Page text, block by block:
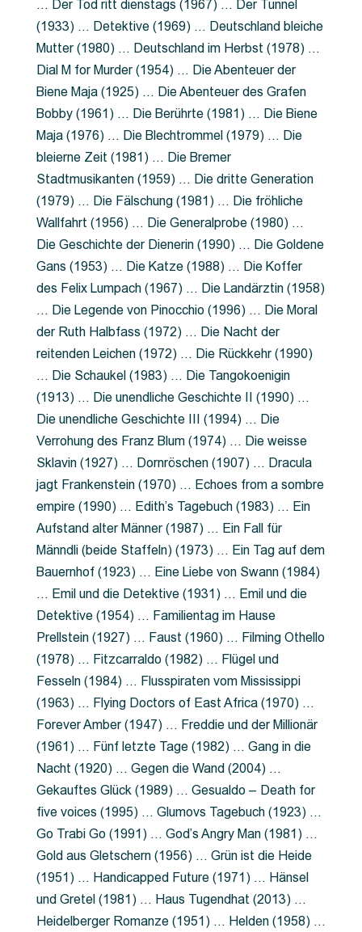
… Der Tod ritt dienstags (1967) … Der Tunnel
(1933) … Detektive (1969) … Deutschland bleiche
Mutter (1980) … Deutschland im Herbst (1978) …
Dial M for Murder (1954) … Die Abenteuer der
Biene Maja (1925) … Die Abenteuer des Grafen
Bobby (1961) … Die Berührte (1981) … Die Biene
Maja (1976) … Die Blechtrommel (1979) … Die
bleierne Zeit (1981) … Die Bremer
Stadtmusikanten (1959) … Die dritte Generation
(1979) … Die Fälschung (1981) … Die fröhliche
Wallfahrt (1956) … Die Generalprobe (1980) …
Die Geschichte der Dienerin (1990) … Die Goldene
Gans (1953) … Die Katze (1988) … Die Koffer
des Felix Lumpach (1967) … Die Landärztin (1958)
… Die Legende von Pinocchio (1996) … Die Moral
der Ruth Halbfass (1972) … Die Nacht der
reitenden Leichen (1972) … Die Rückkehr (1990)
… Die Schaukel (1983) … Die Tangokoenigin
(1913) … Die unendliche Geschichte II (1990) …
Die unendliche Geschichte III (1994) … Die
Verrohung des Franz Blum (1974) … Die weisse
Sklavin (1927) … Dornröschen (1907) … Dracula
jagt Frankenstein (1970) … Echoes from a sombre
empire (1990) … Edith’s Tagebuch (1983) … Ein
Aufstand alter Männer (1987) … Ein Fall für
Männdli (beide Staffeln) (1973) … Ein Tag auf dem
Bauernhof (1923) … Eine Liebe von Swann (1984)
… Emil und die Detektive (1931) … Emil und die
Detektive (1954) … Familientag im Hause
Prellstein (1927) … Faust (1960) … Filming Othello
(1978) … Fitzcarraldo (1982) … Flügel und
Fesseln (1984) … Flusspiraten vom Mississippi
(1963) … Flying Doctors of East Africa (1970) …
Forever Amber (1947) … Freddie und der Millionär
(1961) … Fünf letzte Tage (1982) … Gang in die
Nacht (1920) … Gegen die Wand (2004) …
Gekauftes Glück (1989) … Gesualdo – Death for
five voices (1995) … Glumovs Tagebuch (1923) …
Go Trabi Go (1991) … God’s Angry Man (1981) …
Gold aus Gletschern (1956) … Grün ist die Heide
(1951) … Handicapped Future (1971) … Hänsel
und Gretel (1981) … Haus Tugendhat (2013) …
Heidelberger Romanze (1951) … Helden (1958) …